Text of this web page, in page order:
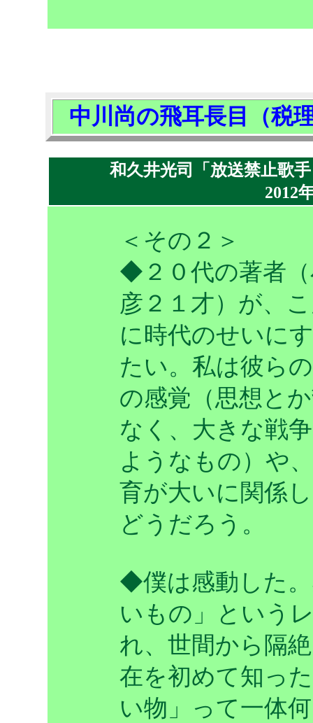
中川尚の飛耳長目（税
和久井光司「放送禁止歌
2012
＜その２＞
◆２０代の著者
彦２１才）が、
に時代のせいに
たい。私は彼ら
の感覚（思想と
なく、大きな戦
ようなもの）や
育が大いに関係
どうだろう。
◆僕は感動した
いもの」という
れ、世間から隔
在を初めて知っ
い物」って一体